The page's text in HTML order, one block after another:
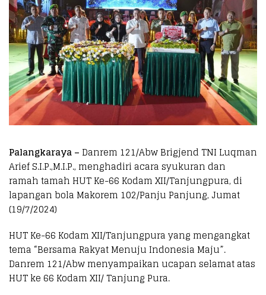
Palangkaraya – Danrem 121/Abw Brigjend TNI Luqman
Arief S.I.P.,M.I.P., menghadiri acara syukuran dan
ramah tamah HUT Ke-66 Kodam XII/Tanjungpura, di
lapangan bola Makorem 102/Panju Panjung, Jumat
(19/7/2024)
HUT Ke-66 Kodam XII/Tanjungpura yang mengangkat
tema “Bersama Rakyat Menuju Indonesia Maju”.
Danrem 121/Abw menyampaikan ucapan selamat atas
HUT ke 66 Kodam XII/ Tanjung Pura.